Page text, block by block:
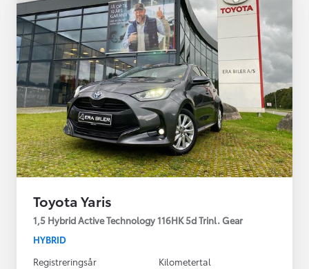
Toyota Yaris
1,5 Hybrid Active Technology 116HK 5d Trinl. Gear
HYBRID
Registreringsår
Kilometertal